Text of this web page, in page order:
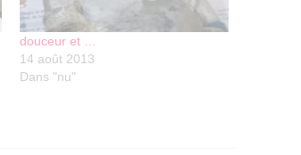
douceur et …
14 août 2013
Dans "nu"